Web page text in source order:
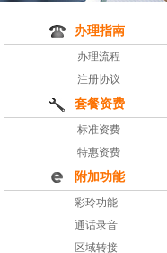
办理指南
办理流程
注册协议
套餐资费
标准资费
特惠资费
附加功能
彩玲功能
通话录音
区域转接